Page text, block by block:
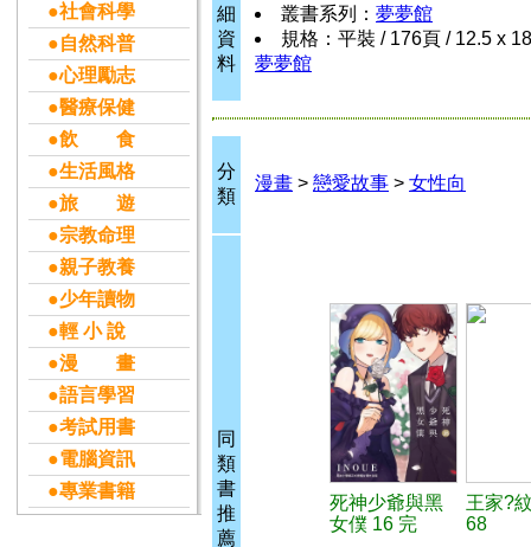
●社會科學
●自然科普
●心理勵志
●醫療保健
●飲 食
●生活風格
●旅 遊
●宗教命理
●親子教養
●少年讀物
●輕 小 說
●漫 畫
●語言學習
●考試用書
●電腦資訊
●專業書籍
細
資
料
叢書系列： 夢夢館
規格：平裝 / 176頁 / 12.5 x
夢夢館
分
類
漫畫 > 戀愛故事 > 女性向
同
類
書
推
薦
死神少爺與黑
女僕 16 完
王家?
68